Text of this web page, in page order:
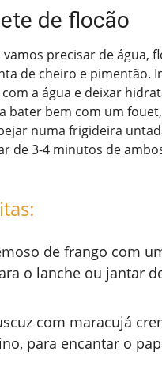
de flocão
precisar de água,
de cheiro e pimentão.
a água e deixar
bater bem com um
numa frigideira
de 3-4 minutos de
de frango com
o lanche ou jantar
com maracujá
para encantar o